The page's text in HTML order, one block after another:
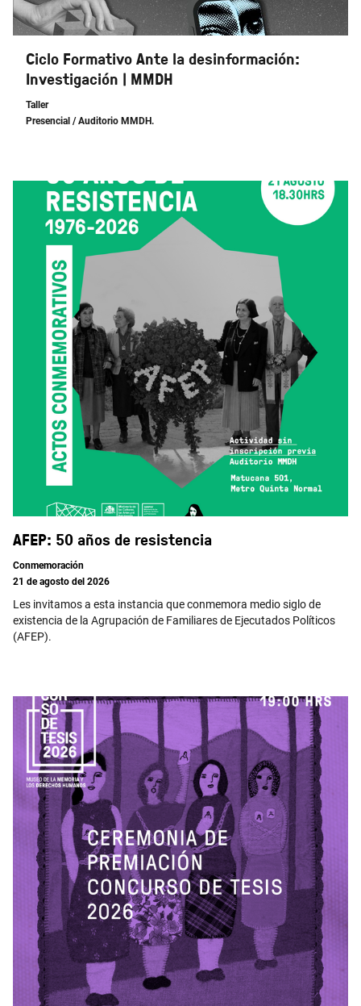
Ciclo Formativo Ante la desinformación:
Investigación | MMDH
Taller
Presencial / Auditorio MMDH.
AFEP: 50 años de resistencia
Conmemoración
21 de agosto del 2026
Les invitamos a esta instancia que conmemora medio siglo de
existencia de la Agrupación de Familiares de Ejecutados Políticos
(AFEP).